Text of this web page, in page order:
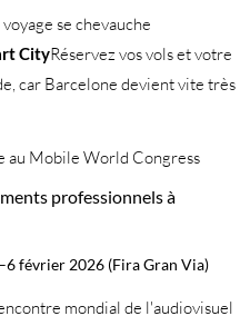
se chevauche
CityRéservez vos vols et votre
car Barcelone devient vite très
professionnels à
février 2026 (Fira Gran Via)
mondial de l'audiovisuel